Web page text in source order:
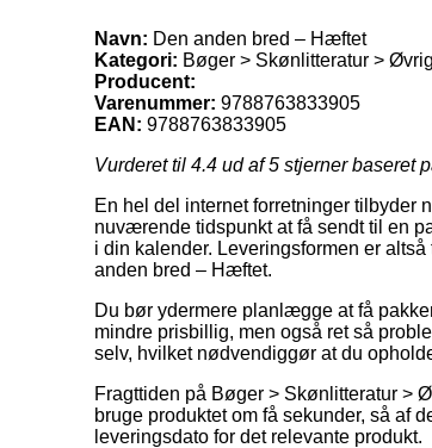
Navn: Den anden bred – Hæftet
Kategori: Bøger > Skønlitteratur >
Producent:
Varenummer: 9788763833905
EAN: 9788763833905
Vurderet til 4.4 ud af 5 stjerner baseret
En hel del internet forretninger tilbyder
nuværende tidspunkt at få sendt til en
i din kalender. Leveringsformen er
anden bred – Hæftet.
Du bør ydermere planlægge at få
mindre prisbillig, men også ret så
selv, hvilket nødvendiggør at du
Fragttiden på Bøger > Skønlitteratur >
bruge produktet om få sekunder, så af
leveringsdato for det relevante produkt.